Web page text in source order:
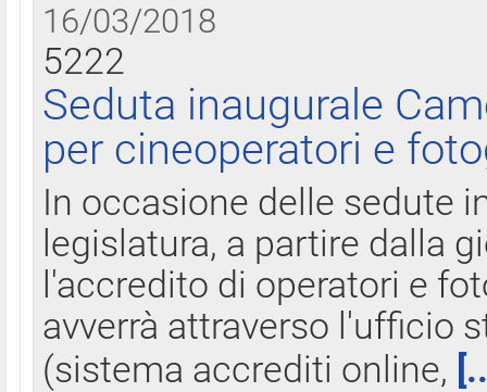
16/03/2018
5222
Seduta inaugurale
per cineoperatori e
In occasione delle sedute
legislatura, a partire dalla
l'accredito di operatori e
avverrà attraverso l'ufficio
(sistema accrediti online,